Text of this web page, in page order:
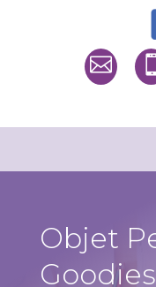
 
Objet